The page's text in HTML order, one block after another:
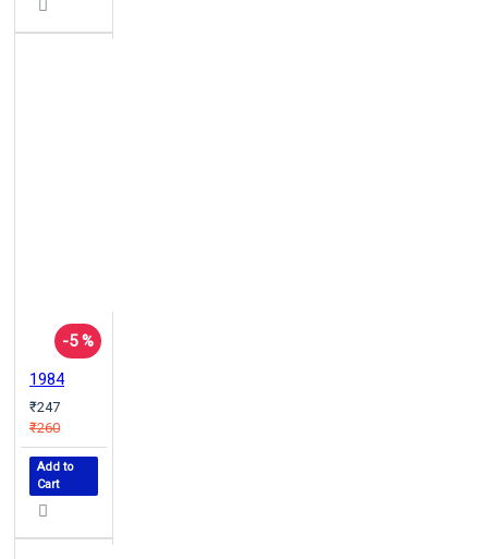
-5 %
1984
₹247
₹260
Add to
Cart